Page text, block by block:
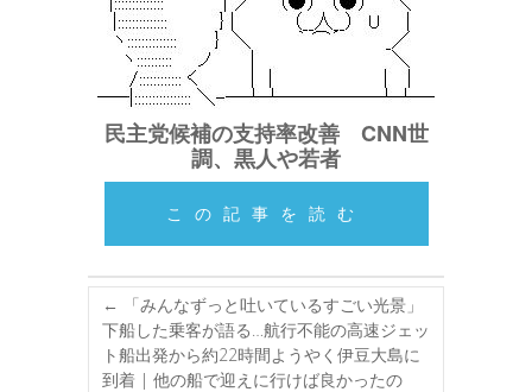
民主党候補の支持率改善 CNN世
調、黒人や若者
この記事を読む
←
「みんなずっと吐いているすごい光景」
下船した乗客が語る…航行不能の高速ジェッ
ト船出発から約22時間ようやく伊豆大島に
到着 | 他の船で迎えに行けば良かったの